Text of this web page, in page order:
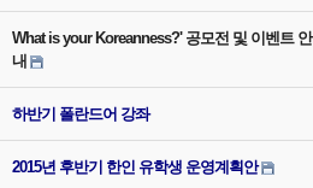
What is your Koreanness?' 공모전 및 이벤트 안
내
하반기 폴란드어 강좌
2015년 후반기 한인 유학생 운영계획안